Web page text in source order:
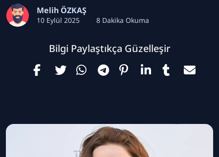
Melih ÖZKAŞ
10 Eylül 2025 8 Dakika Okuma
Bilgi Paylaştıkça Güzelleşir